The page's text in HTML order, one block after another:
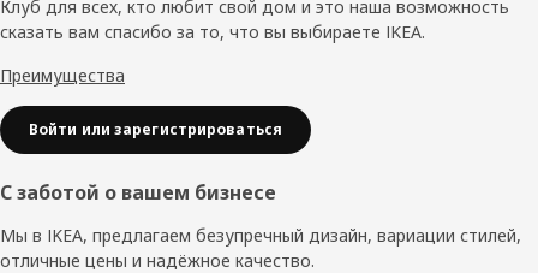
Клуб для всех, кто любит свой дом и это наша возможность
сказать вам спасибо за то, что вы выбираете IKEA.
Преимущества
Войти или зарегистрироваться
С заботой о вашем бизнесе
Мы в IKEA, предлагаем безупречный дизайн, вариации стилей,
отличные цены и надёжное качество.